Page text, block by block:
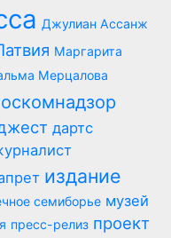
Джулиан Ассанж
Маргарита
Мерцалова
дартс
издание
семиборье музей
пресс-релиз проект